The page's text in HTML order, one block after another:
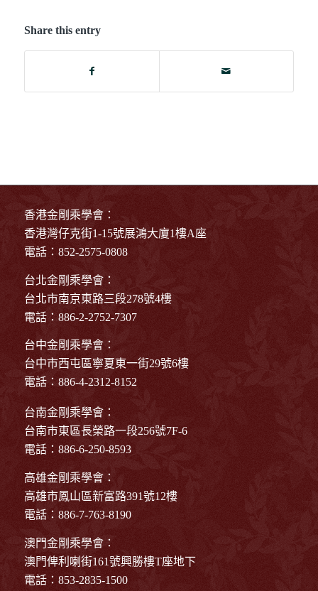
Share this entry
香港金剛乘學會：
香港灣仔克街1-15號展鴻大廈1樓A座
電話：852-2575-0808
台北金剛乘學會：
台北市南京東路三段278號4樓
電話：886-2-2752-7307
台中金剛乘學會：
台中市西屯區寧夏東一街29號6樓
電話：886-4-2312-8152
台南金剛乘學會：
台南市東區長榮路一段256號7F-6
電話：886-6-250-8593
高雄金剛乘學會：
高雄市鳳山區新富路391號12樓
電話：886-7-763-8190
澳門金剛乘學會：
澳門俾利喇街161號興勝樓T座地下
電話：853-2835-1500